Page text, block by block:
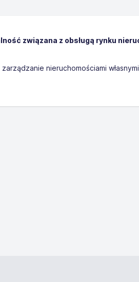
związana z obsługą rynku
zarządzanie nieruchomościami